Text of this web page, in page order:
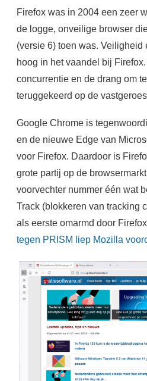
Firefox was in 2004 een zeer
de logge, onveilige browser
(versie 6) toen was.
hoog in het vaandel bij
concurrentie en de drang om
teruggekeerd op de
Google Chrome is
en de nieuwe Edge van
voor Firefox. Daardoor is
grote partij op de
voorvechter nummer één wat
Track (blokkeren van tracking
als eerste omarmd door
tegen PRISM liep Mozilla